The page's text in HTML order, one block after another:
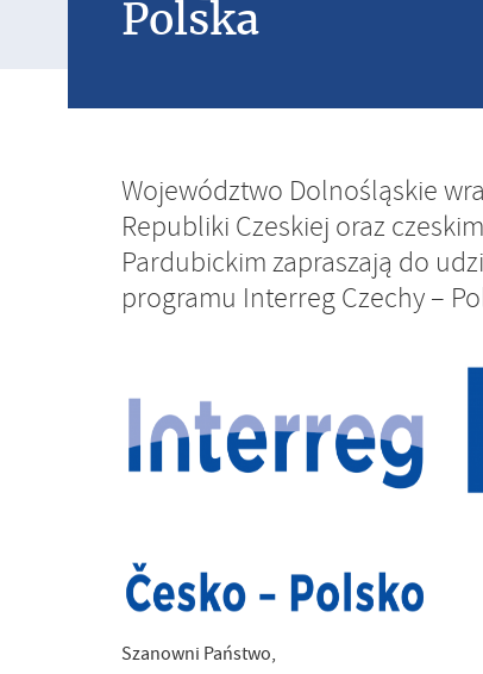
Polska
Województwo Dolnośląskie
Republiki Czeskiej oraz
Pardubickim zapraszają do
programu Interreg Czechy –
Szanowni Państwo,